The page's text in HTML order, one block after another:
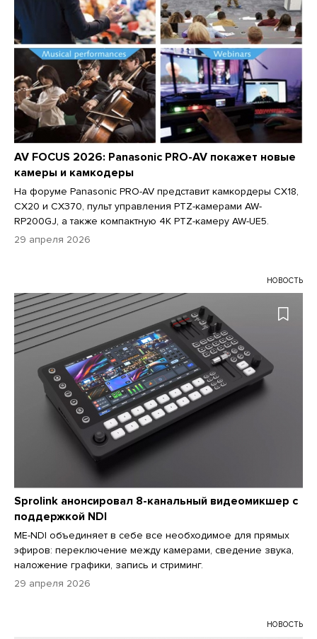
AV FOCUS 2026: Panasonic PRO-AV покажет новые
камеры и камкодеры
На форуме Panasonic PRO-AV представит камкордеры CX18,
CX20 и CX370, пульт управления PTZ-камерами AW-
RP200GJ, а также компактную 4К PTZ-камеру AW-UE5.
29 апреля 2026
НОВОСТЬ
Sprolink анонсировал 8-канальный видеомикшер с
поддержкой NDI
ME-NDI объединяет в себе все необходимое для прямых
эфиров: переключение между камерами, сведение звука,
наложение графики, запись и стриминг.
29 апреля 2026
НОВОСТЬ